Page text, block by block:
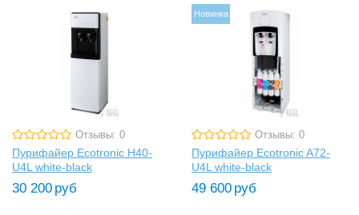
Отзывы: 0
Пурифайер Ecotronic H40-
U4L white-black
30 200 руб
Новинка
Отзывы: 0
Пурифайер Ecotronic A72-
U4L white-black
49 600 руб